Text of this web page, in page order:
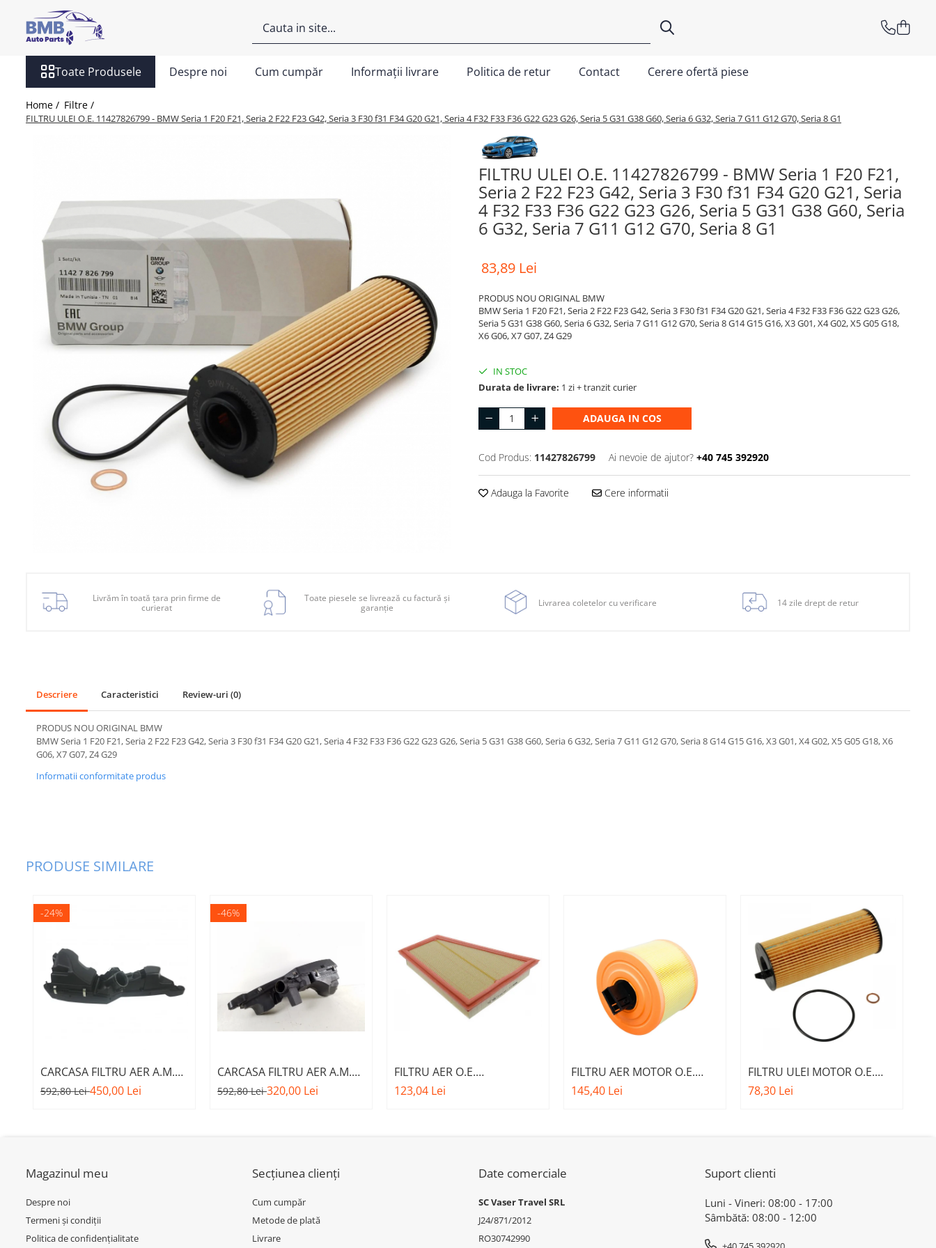
Toate Produsele
Accesorii
ODORIZANTE
Rulment de presiune
Set ambreiaj
Volantă
Angrenare roată
Burduf planetară
Planetară
Antrenare punte
Absorbant bara fata
Armatura
Broasca capota
Broască usă
Canal racire
Capac bara
Capac fata motor
Carenaj roata
Elemente caroserie
Oglindă
Overfender aripa
Rama radiator
Suport far
Suport radiator
Traversa
Usa fată
Toate Produsele Despre noi Cum cumpăr Informații livrare Politica de retur Contact Cerere ofertă piese
Home / Filtre /
FILTRU ULEI O.E. 11427826799 - BMW Seria 1 F20 F21, Seria 2 F22 F23 G42, Seria 3 F30 f31 F34 G20 G21, Seria 4 F32 F33 F36 G22 G23 G26, Seria 5 G31 G38 G60, Seria 6 G32, Seria 7 G11 G12 G70, Seria 8 G1
FILTRU ULEI O.E. 11427826799 - BMW Seria 1 F20 F21,
Seria 2 F22 F23 G42, Seria 3 F30 f31 F34 G20 G21, Seria
4 F32 F33 F36 G22 G23 G26, Seria 5 G31 G38 G60, Seria
6 G32, Seria 7 G11 G12 G70, Seria 8 G1
83,89 Lei
PRODUS NOU ORIGINAL BMW
BMW Seria 1 F20 F21, Seria 2 F22 F23 G42, Seria 3 F30 f31 F34 G20 G21, Seria 4 F32 F33 F36 G22 G23 G26,
Seria 5 G31 G38 G60, Seria 6 G32, Seria 7 G11 G12 G70, Seria 8 G14 G15 G16, X3 G01, X4 G02, X5 G05 G18,
X6 G06, X7 G07, Z4 G29
IN STOC
Durata de livrare: 1 zi + tranzit curier
ADAUGA IN COS
Cod Produs: 11427826799 Ai nevoie de ajutor? +40 745 392920
Adauga la Favorite Cere informatii
Livrăm în toată țara prin firme de
curierat
Toate piesele se livrează cu factură și
garanție
Livrarea coletelor cu verificare 14 zile drept de retur
Descriere Caracteristici Review-uri (0)
PRODUS NOU ORIGINAL BMW
BMW Seria 1 F20 F21, Seria 2 F22 F23 G42, Seria 3 F30 f31 F34 G20 G21, Seria 4 F32 F33 F36 G22 G23 G26, Seria 5 G31 G38 G60, Seria 6 G32, Seria 7 G11 G12 G70, Seria 8 G14 G15 G16, X3 G01, X4 G02, X5 G05 G18, X6
G06, X7 G07, Z4 G29
Informatii conformitate produs
PRODUSE SIMILARE
-24%
CARCASA FILTRU AER A.M.
13717597589 - BMW SERIES
592,80 Lei450,00 Lei
-46%
CARCASA FILTRU AER A.M.
13717597582 - BMW SERIA 1
592,80 Lei320,00 Lei
FILTRU AER O.E.
13717582908 - BMW SERIA 5
123,04 Lei
FILTRU AER MOTOR O.E.
13717536006 - BMW SERIA 1
145,40 Lei
FILTRU ULEI MOTOR O.E.
11427807177 - BMW SERIA 1
78,30 Lei
Magazinul meu
Despre noi
Termeni și condiții
Politica de confidențialitate
Secțiunea clienți
Cum cumpăr
Metode de plată
Livrare
Date comerciale
SC Vaser Travel SRL
J24/871/2012
RO30742990
Suport clienti
Luni - Vineri: 08:00 - 17:00
Sâmbătă: 08:00 - 12:00